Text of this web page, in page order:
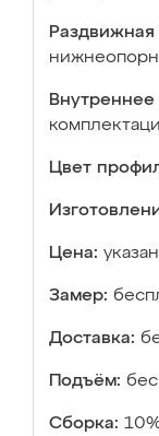
Раздвижная
Цвет
Цена:
Замер:
Доставка:
Подъём:
Сборка: